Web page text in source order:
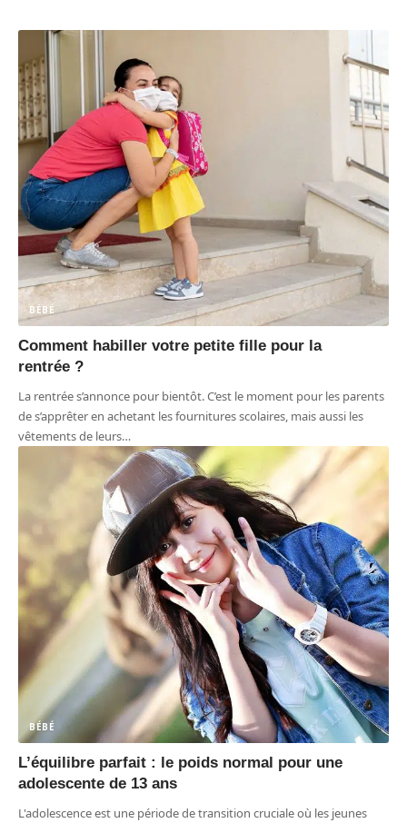
BÉBÉ
Comment habiller votre petite fille pour la
rentrée ?
La rentrée s’annonce pour bientôt. C’est le moment pour les parents
de s’apprêter en achetant les fournitures scolaires, mais aussi les
vêtements de leurs…
BÉBÉ
L’équilibre parfait : le poids normal pour une
adolescente de 13 ans
L'adolescence est une période de transition cruciale où les jeunes